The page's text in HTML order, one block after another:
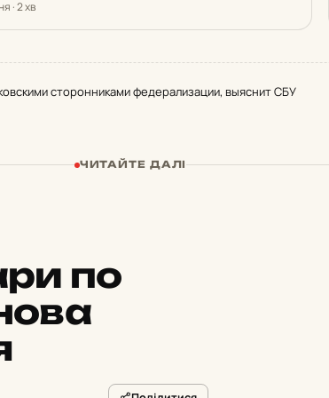
· 2 хв
сторонниками федерализации, выяснит СБУ
ЧИТАЙТЕ ДАЛІ
по